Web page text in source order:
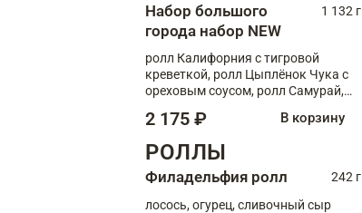
Набор большого
города набор NEW
1 132 г
ролл Калифорния с тигровой
креветкой, ролл Цыплёнок Чука с
ореховым соусом, ролл Самурай,
ролл с крабом
2 175 ₽ В корзину
РОЛЛЫ
Филадельфия ролл
242 г
лосось, огурец, сливочный сыр